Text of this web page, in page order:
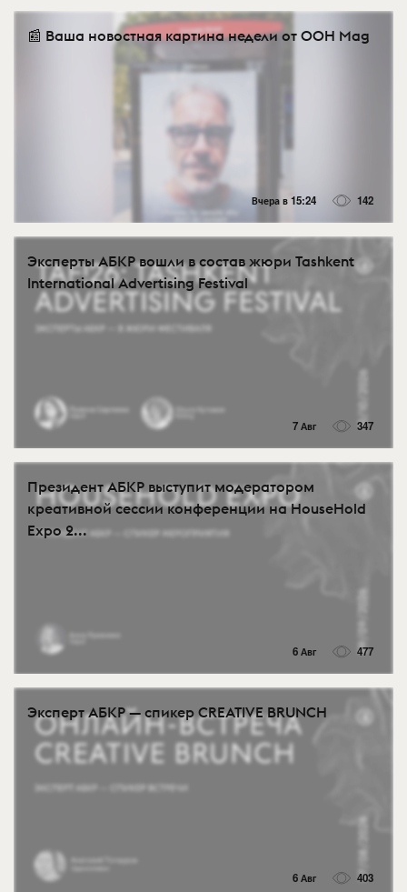
📰 Ваша новостная картина недели от OOH Mag
Вчера в 15:24 142
Эксперты АБКР вошли в состав жюри Tashkent
International Advertising Festival
7 Авг 347
Президент АБКР выступит модератором
креативной сессии конференции на HouseHold
Expo 2...
6 Авг 477
Эксперт АБКР — спикер CREATIVE BRUNCH
6 Авг 403